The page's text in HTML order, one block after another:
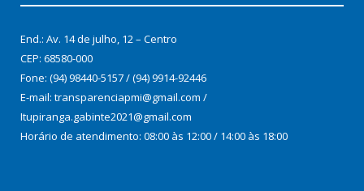
End.: Av. 14 de julho, 12 – Centro
CEP: 68580-000
Fone: (94) 98440-5157 / (94) 9914-92446
E-mail: transparenciapmi@gmail.com /
Itupiranga.gabinte2021@gmail.com
Horário de atendimento: 08:00 às 12:00 / 14:00 às 18:00